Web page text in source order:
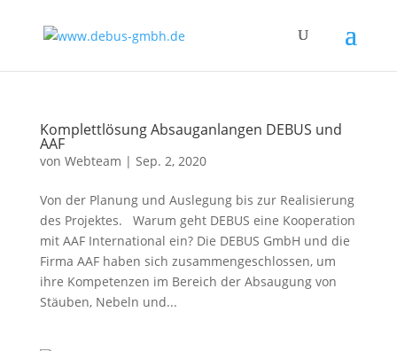
Komplettlösung Absauganlangen DEBUS und
AAF
von Webteam | Sep. 2, 2020
Von der Planung und Auslegung bis zur Realisierung
des Projektes. Warum geht DEBUS eine Kooperation
mit AAF International ein? Die DEBUS GmbH und die
Firma AAF haben sich zusammengeschlossen, um
ihre Kompetenzen im Bereich der Absaugung von
Stäuben, Nebeln und...